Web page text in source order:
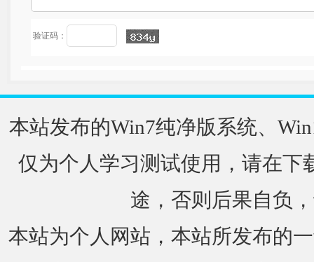
验证码：
本站发布的Win7纯净版系统、
仅为个人学习测试使用，请在下
途，否则后果自负
本站为个人网站，本站所发布的